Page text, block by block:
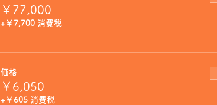
￥77,000
+￥7,700 消費税
価格
￥6,050
+￥605 消費税